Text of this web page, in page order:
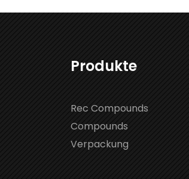
Produkte
Rec Compounds
Compounds
Verpackung